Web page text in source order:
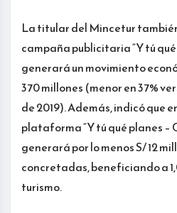
La titular del Mincetur
campaña publicitaria “Y tú
generará un movimiento
370 millones (menor en 37%
de 2019). Además, indicó que
plataforma “Y tú qué planes
generará por lo menos S/ 12
concretadas, beneficiando a
turismo.